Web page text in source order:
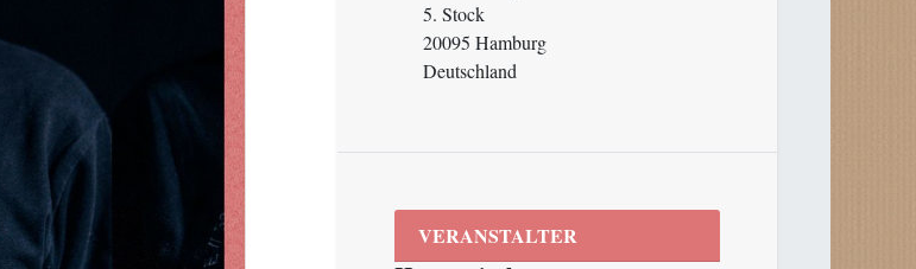
5. Stock
20095 Hamburg
Deutschland
VERANSTALTER